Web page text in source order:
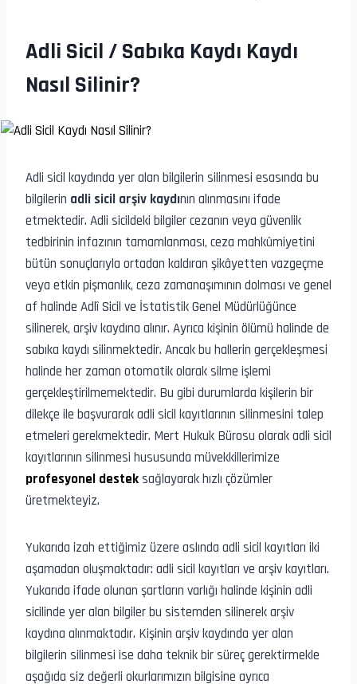
Adli Sicil / Sabıka Kaydı Kaydı
Nasıl Silinir?
Adli sicil kaydında yer alan bilgilerin silinmesi esasında bu
bilgilerin adli sicil arşiv kaydının alınmasını ifade
etmektedir. Adli sicildeki bilgiler cezanın veya güvenlik
tedbirinin infazının tamamlanması, ceza mahkûmiyetini
bütün sonuçlarıyla ortadan kaldıran şikâyetten vazgeçme
veya etkin pişmanlık, ceza zamanaşımının dolması ve genel
af halinde Adlî Sicil ve İstatistik Genel Müdürlüğünce
silinerek, arşiv kaydına alınır. Ayrıca kişinin ölümü halinde de
sabıka kaydı silinmektedir. Ancak bu hallerin gerçekleşmesi
halinde her zaman otomatik olarak silme işlemi
gerçekleştirilmemektedir. Bu gibi durumlarda kişilerin bir
dilekçe ile başvurarak adli sicil kayıtlarının silinmesini talep
etmeleri gerekmektedir. Mert Hukuk Bürosu olarak adli sicil
kayıtlarının silinmesi hususunda müvekkillerimize
profesyonel desteksağlayarak hızlı çözümler
üretmekteyiz.
Yukarıda izah ettiğimiz üzere aslında adli sicil kayıtları iki
aşamadan oluşmaktadır: adli sicil kayıtları ve arşiv kayıtları.
Yukarıda ifade olunan şartların varlığı halinde kişinin adli
sicilinde yer alan bilgiler bu sistemden silinerek arşiv
kaydına alınmaktadır. Kişinin arşiv kaydında yer alan
bilgilerin silinmesi ise daha teknik bir süreç gerektirmekle
aşağıda siz değerli okurlarımızın bilgisine ayrıca